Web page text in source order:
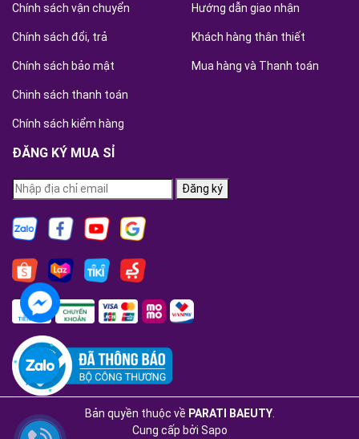
Chính sách vận chuyển
Chính sách đổi, trả
Chính sách bảo mật
Chinh sách thanh toán
Chính sách kiểm hàng
Hướng dẫn giao nhận
Khách hàng thân thiết
Mua hàng và Thanh toán
ĐĂNG KÝ MUA SỈ
Đăng ký
Bản quyền thuộc về PARATI BAEUTY.
Cung cấp bởi Sapo